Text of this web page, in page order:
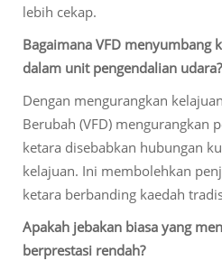
lebih cekap.
Bagaimana VFD menyumbang
dalam unit pengendalian udara?
Dengan mengurangkan
Berubah (VFD) mengurangkan
ketara disebabkan hubungan
kelajuan. Ini membolehkan
ketara berbanding kaedah
Apakah jebakan biasa yang
berprestasi rendah?